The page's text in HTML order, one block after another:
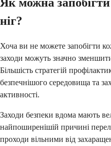
ніг?
Хоча ви не можете запобігти
заходи можуть значно
Більшість стратегій
безпечнішого середовища та
активності.
Заходи безпеки вдома мають
найпоширенішій причині
проходи вільними від